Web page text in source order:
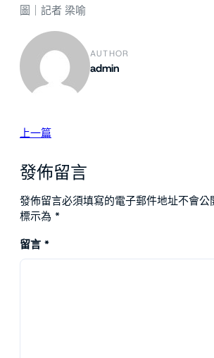
圖｜記者 梁喻
AUTHOR
admin
上一篇
發佈留言
發佈留言必須填寫的電子郵件地址不會公
標示為 *
留言 *